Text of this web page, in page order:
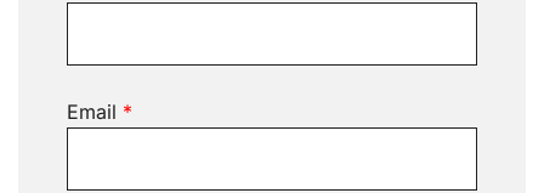
Email *